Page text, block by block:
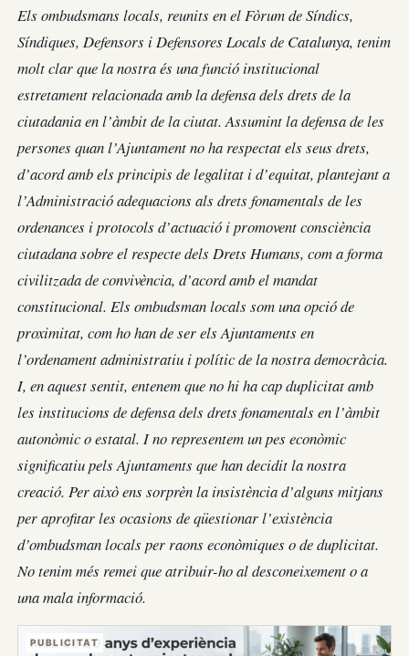
Els ombudsmans locals, reunits en el Fòrum de Síndics,
Síndiques, Defensors i Defensores Locals de Catalunya, tenim
molt clar que la nostra és una funció institucional
estretament relacionada amb la defensa dels drets de la
ciutadania en l’àmbit de la ciutat. Assumint la defensa de les
persones quan l’Ajuntament no ha respectat els seus drets,
d’acord amb els principis de legalitat i d’equitat, plantejant a
l’Administració adequacions als drets fonamentals de les
ordenances i protocols d’actuació i promovent consciència
ciutadana sobre el respecte dels Drets Humans, com a forma
civilitzada de convivència, d’acord amb el mandat
constitucional. Els ombudsman locals som una opció de
proximitat, com ho han de ser els Ajuntaments en
l’ordenament administratiu i polític de la nostra democràcia.
I, en aquest sentit, entenem que no hi ha cap duplicitat amb
les institucions de defensa dels drets fonamentals en l’àmbit
autonòmic o estatal. I no representem un pes econòmic
significatiu pels Ajuntaments que han decidit la nostra
creació. Per això ens sorprèn la insistència d’alguns mitjans
per aprofitar les ocasions de qüestionar l’existència
d’ombudsman locals per raons econòmiques o de duplicitat.
No tenim més remei que atribuir-ho al desconeixement o a
una mala informació.
PUBLICITAT